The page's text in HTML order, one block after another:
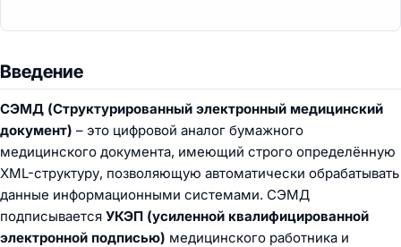
Введение
СЭМД (Структурированный электронный медицинский
документ) – это цифровой аналог бумажного
медицинского документа, имеющий строго определённую
XML-структуру, позволяющую автоматически обрабатывать
данные информационными системами. СЭМД
подписывается УКЭП (усиленной квалифицированной
электронной подписью) медицинского работника и